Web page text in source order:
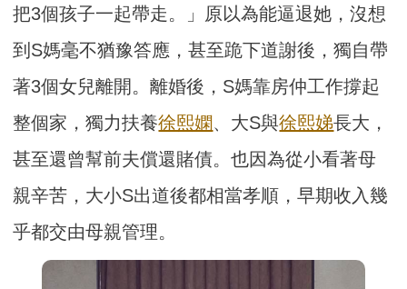
把3個孩子一起帶走。」原以為能逼退她，沒想
到S媽毫不猶豫答應，甚至跪下道謝後，獨自帶
著3個女兒離開。離婚後，S媽靠房仲工作撐起
整個家，獨力扶養徐熙嫻、大S與徐熙娣長大，
甚至還曾幫前夫償還賭債。也因為從小看著母
親辛苦，大小S出道後都相當孝順，早期收入幾
乎都交由母親管理。